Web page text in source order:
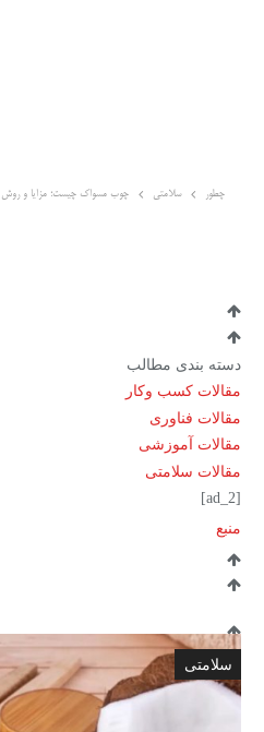
چطور سلامتی چوب مسواک چیست؛ مزایا و روش
دسته بندی مطالب
مقالات کسب وکار
مقالات فناوری
مقالات آموزشی
مقالات سلامتی
[ad_2]
منبع
سلامتی